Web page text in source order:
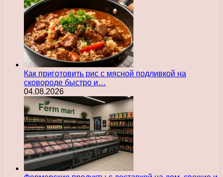
Как приготовить рис с мясной подливкой на
сковороде быстро и…
04.08.2026